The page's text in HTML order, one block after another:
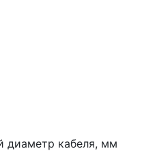
диаметр кабеля, мм